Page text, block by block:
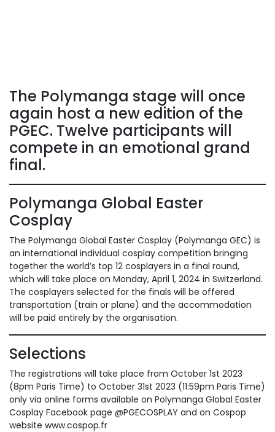
The Polymanga stage will once
again host a new edition of the
PGEC. Twelve participants will
compete in an emotional grand
final.
Polymanga Global Easter
Cosplay
The Polymanga Global Easter Cosplay (Polymanga GEC) is
an international individual cosplay competition bringing
together the world’s top 12 cosplayers in a final round,
which will take place on Monday, April 1, 2024 in Switzerland.
The cosplayers selected for the finals will be offered
transportation (train or plane) and the accommodation
will be paid entirely by the organisation.
Selections
The registrations will take place from October 1st 2023
(8pm Paris Time) to October 31st 2023 (11:59pm Paris Time)
only via online forms available on Polymanga Global Easter
Cosplay Facebook page @PGECOSPLAY and on Cospop
website www.cospop.fr